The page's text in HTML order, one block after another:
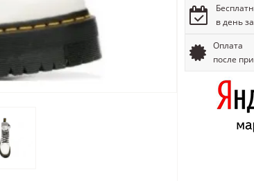
в день
Оплата
после